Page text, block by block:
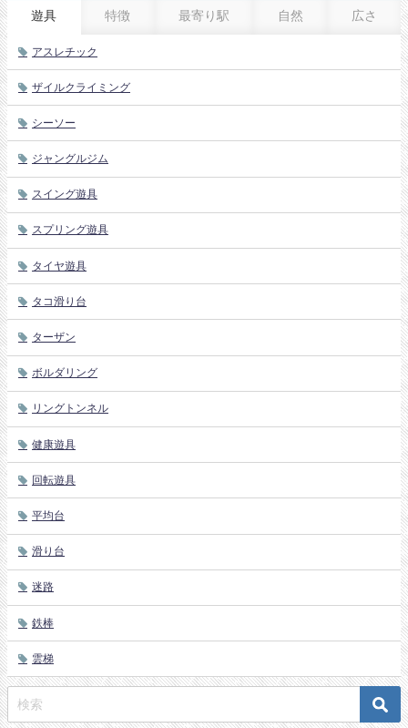
遊具 特徴 最寄り駅 自然 広さ
アスレチック
ザイルクライミング
シーソー
ジャングルジム
スイング遊具
スプリング遊具
タイヤ遊具
タコ滑り台
ターザン
ボルダリング
リングトンネル
健康遊具
回転遊具
平均台
滑り台
迷路
鉄棒
雲梯